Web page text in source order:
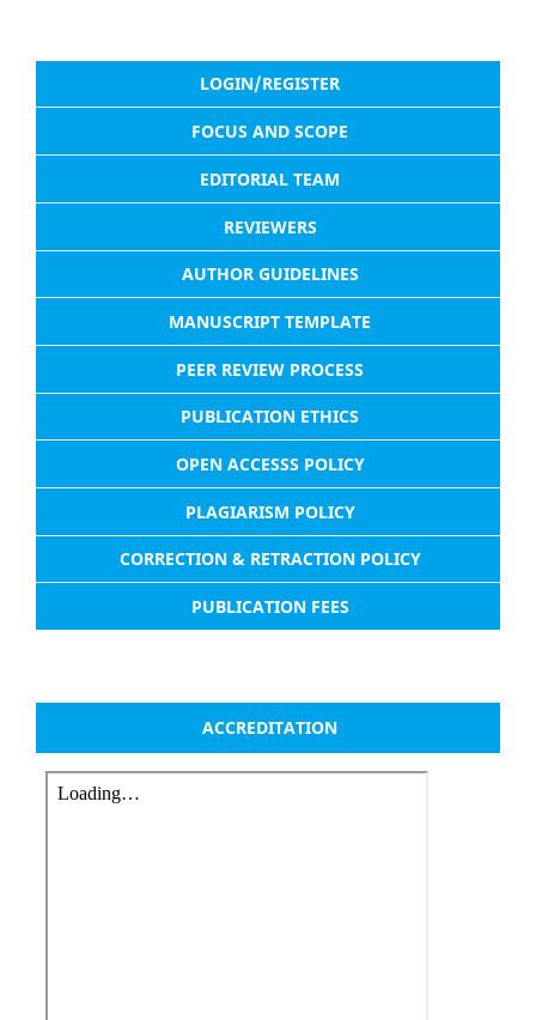
LOGIN/REGISTER
FOCUS AND SCOPE
EDITORIAL TEAM
REVIEWERS
AUTHOR GUIDELINES
MANUSCRIPT TEMPLATE
PEER REVIEW PROCESS
PUBLICATION ETHICS
OPEN ACCESSS POLICY
PLAGIARISM POLICY
CORRECTION & RETRACTION POLICY
PUBLICATION FEES
ACCREDITATION